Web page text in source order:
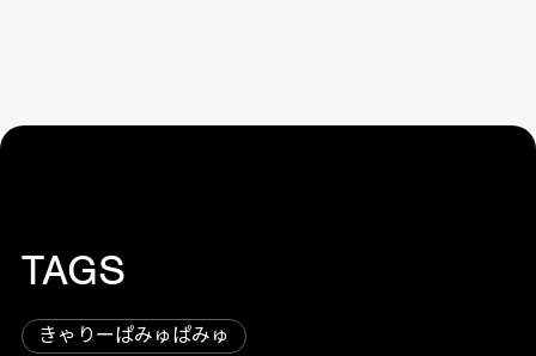
TAGS
きゃりーぱみゅぱみゅ